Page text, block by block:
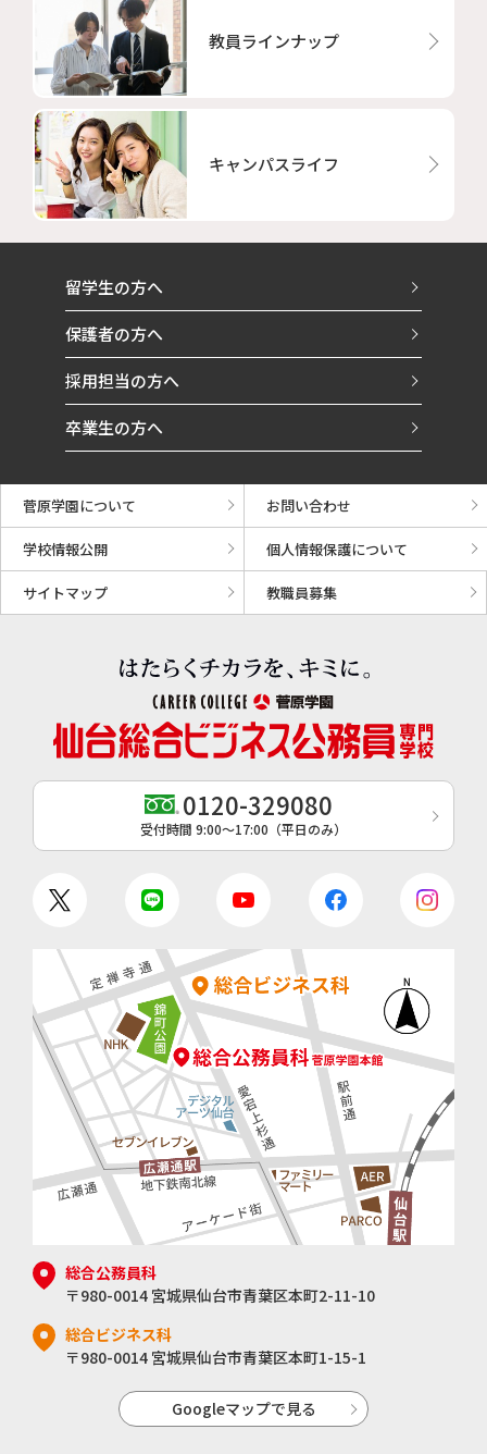
教員ラインナップ
キャンパスライフ
留学生の方へ
保護者の方へ
採用担当の方へ
卒業生の方へ
菅原学園について お問い合わせ
学校情報公開 個人情報保護について
サイトマップ 教職員募集
0120-329080
受付時間 9:00〜17:00（平日のみ）
総合公務員科
〒980-0014 宮城県仙台市青葉区本町2-11-10
総合ビジネス科
〒980-0014 宮城県仙台市青葉区本町1-15-1
Googleマップで見る